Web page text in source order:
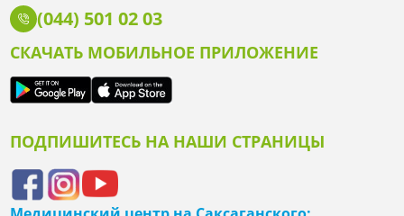
(044) 501 02 03
СКАЧАТЬ МОБИЛЬНОЕ ПРИЛОЖЕНИЕ
ПОДПИШИТЕСЬ НА НАШИ СТРАНИЦЫ